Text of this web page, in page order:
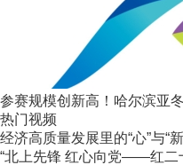
参赛规模创新高！哈尔滨亚
热门视频
经济高质量发展里的“心”与“
“北上先锋 红心向党——红二